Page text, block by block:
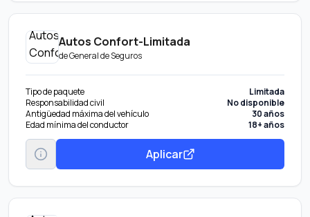
Autos Confort-Limitada
deGeneral de Seguros
Tipo de paquete
Limitada
Responsabilidad civil
No disponible
Antigüedad máxima del vehículo
30 años
Edad mínima del conductor
18+ años
Aplicar